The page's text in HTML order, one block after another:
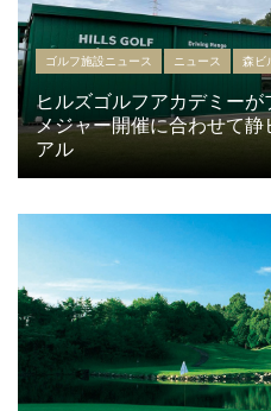
ゴルフ施設ニュース ニュース 森ビ
ヒルズゴルフアカデミーが
メジャー開催に合わせて
アル